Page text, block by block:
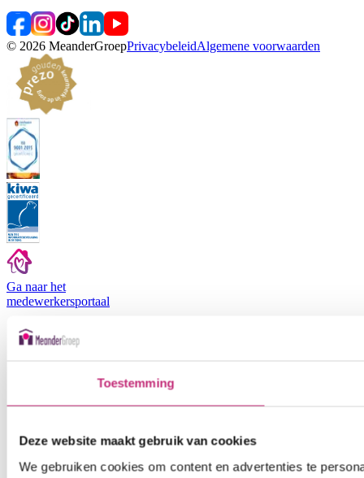
Toestemming
Deze website maakt gebruik van cookies
We gebruiken cookies om content en advertenties te
© 2026 MeanderGroepPrivacybeleidAlgemene voorwaarden
Ga naar het
medewerkersportaal